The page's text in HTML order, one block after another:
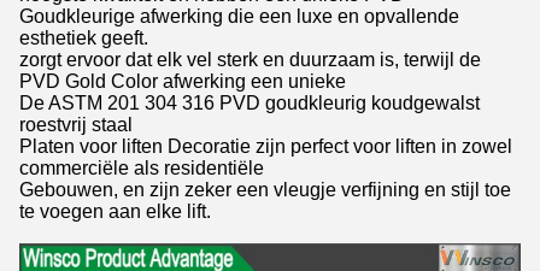
Goudkleurige afwerking die een luxe en opvallende
esthetiek geeft.
zorgt ervoor dat elk vel sterk en duurzaam is, terwijl de
PVD Gold Color afwerking een unieke
De ASTM 201 304 316 PVD goudkleurig koudgewalst
roestvrij staal
Platen voor liften Decoratie zijn perfect voor liften in zowel
commerciële als residentiële
Gebouwen, en zijn zeker een vleugje verfijning en stijl toe
te voegen aan elke lift.